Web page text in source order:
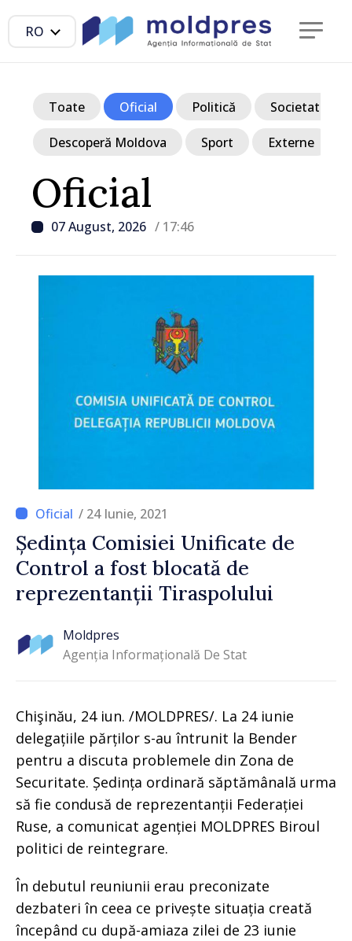
RO
Oficial
07 August, 2026 / 17:46
Toate Oficial Politică Societate
Descoperă Moldova Sport Externe
/ 24 Iunie, 2021
Ședința Comisiei Unificate de
Control a fost blocată de
reprezentanții Tiraspolului
Moldpres
Agenția Informațională De Stat
Chişinău, 24 iun. /MOLDPRES/. La 24 iunie
delegațiile părților s-au întrunit la Bender
pentru a discuta problemele din Zona de
Securitate. Ședința ordinară săptămânală urma
să fie condusă de reprezentanții Federației
Ruse, a comunicat agenției MOLDPRES Biroul
politici de reintegrare.
În debutul reuniunii erau preconizate
dezbateri în ceea ce privește situația creată
începând cu după-amiaza zilei de 23 iunie